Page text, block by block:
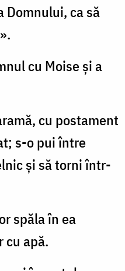
Domnului, ca să
cu Moise şi a
cu postament
s-o pui între
şi să torni într-
spăla în ea
cu apă.